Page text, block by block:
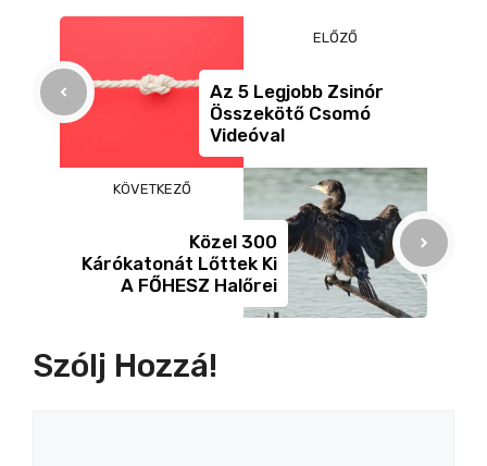
b
o
o
k
n
er
g
ELŐZŐ
Az 5 Legjobb Zsinór
Összekötő Csomó
Videóval
KÖVETKEZŐ
Közel 300
Kárókatonát Lőttek Ki
A FŐHESZ Halőrei
Szólj Hozzá!